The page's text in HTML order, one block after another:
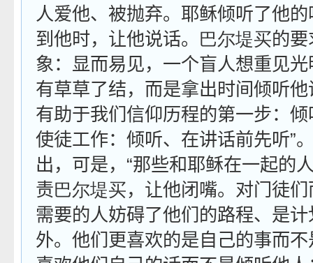
人爱他、被抛弃。耶稣倾听了他
到他时，让他说话。 巴尔堤买的
象：显而易见，一个盲人想重见
有草草了结，而是拿出时间倾听
有助于我们信仰历程的第一步：
使徒工作：倾听、在讲话前先听”
出，可是，“那些和耶稣在一起的
责巴尔堤买，让他闭嘴。对门徒
需要的人妨碍了他们的路程、是
外。他们更喜欢的是自己的事而